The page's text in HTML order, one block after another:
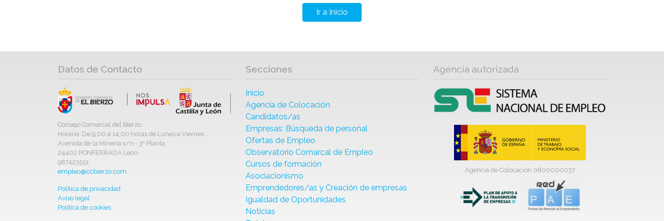
Ir a Inicio
Datos de Contacto
Consejo Comarcal del Bierzo
Horario: De 9,00 a 14,00 horas de Lunes a Viernes
Avenida de la Minería s/n - 3ª Planta
24402 PONFERRADA León
987423551
empleo@ccbierzo.com
Política de privacidad
Aviso legal
Política de cookies
Secciones
Inicio
Agencia de Colocación
Candidatos/as
Empresas: Búsqueda de personal
Ofertas de Empleo
Observatorio Comarcal de Empleo
Cursos de formación
Asociacionismo
Emprendedores/as y Creación de empresas
Igualdad de Oportunidades
Noticias
Agencia autorizada
Agencia de Colocación 0800000037